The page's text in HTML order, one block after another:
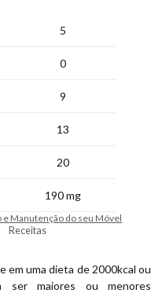
5
0
9
13
20
190 mg
em uma dieta de 2000kcal ou
ser maiores ou menores
Receitas